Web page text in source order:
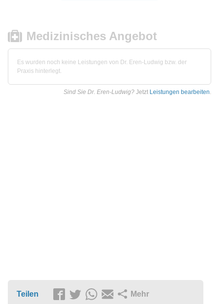
Medizinisches Angebot
Es wurden noch keine Leistungen von Dr. Eren-Ludwig bzw. der
Praxis hinterlegt.
Sind Sie Dr. Eren-Ludwig? Jetzt Leistungen bearbeiten.
Teilen Mehr